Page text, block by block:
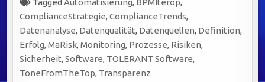
ComplianceStrategie,ComplianceTrends,
Datenanalyse, Datenqualität, Datenquellen, Definition,
Erfolg,MaRisk,Monitoring, Prozesse, Risiken,
Sicherheit,Software, TOLERANT Software,
ToneFromTheTop, Transparenz